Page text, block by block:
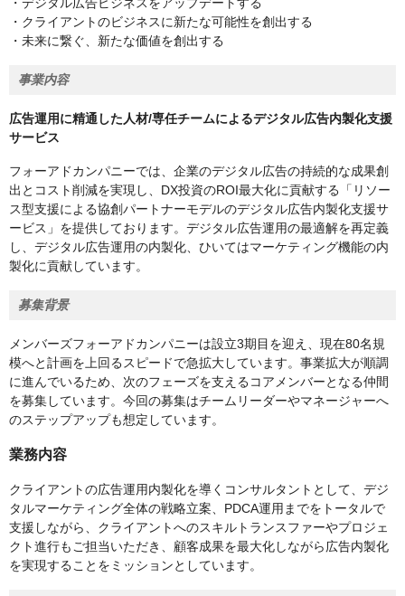
・デジタル広告ビジネスをアップデートする
・クライアントのビジネスに新たな可能性を創出する
・未来に繋ぐ、新たな価値を創出する
事業内容
広告運用に精通した人材/専任チームによるデジタル広告内製化⽀援
サービス
フォーアドカンパニーでは、企業のデジタル広告の持続的な成果創
出とコスト削減を実現し、DX投資のROI最大化に貢献する「リソー
ス型支援による協創パートナーモデルのデジタル広告内製化支援サ
ービス」を提供しております。デジタル広告運用の最適解を再定義
し、デジタル広告運用の内製化、ひいてはマーケティング機能の内
製化に貢献しています。
募集背景
メンバーズフォーアドカンパニーは設立3期目を迎え、現在80名規
模へと計画を上回るスピードで急拡大しています。事業拡大が順調
に進んでいるため、次のフェーズを支えるコアメンバーとなる仲間
を募集しています。今回の募集はチームリーダーやマネージャーへ
のステップアップも想定しています。
業務内容
クライアントの広告運用内製化を導くコンサルタントとして、デジ
タルマーケティング全体の戦略立案、PDCA運用までをトータルで
支援しながら、クライアントへのスキルトランスファーやプロジェ
クト進行もご担当いただき、顧客成果を最大化しながら広告内製化
を実現することをミッションとしています。